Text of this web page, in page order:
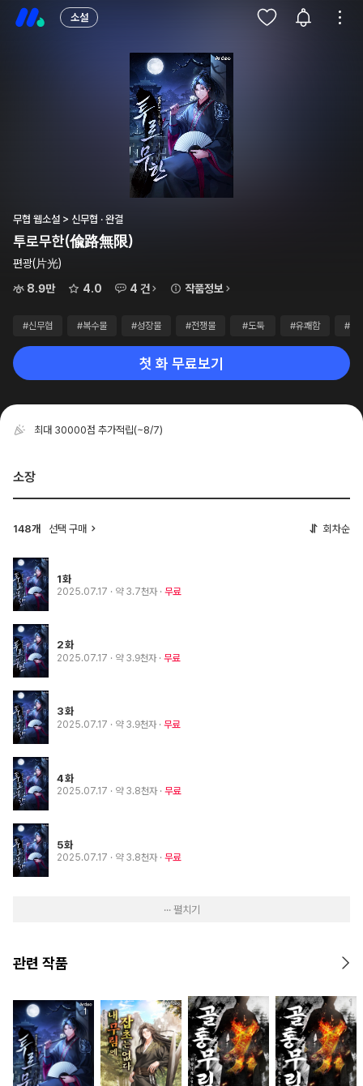
소설
무협 웹소설 > 신무협 · 완결
투로무한(偸路無限)
편광(片光)
8.9만
4.0 4 건 작품정보
#신무협 #복수물 #성장물 #전쟁물 #도둑 #유쾌함 #웹
첫 화 무료보기
최대 30000점 추가적립(~8/7)
소장
148개 선택 구매 회차순
1화
2025.07.17 · 약 3.7천자 무료
2화
2025.07.17 · 약 3.9천자 무료
3화
2025.07.17 · 약 3.9천자 무료
4화
2025.07.17 · 약 3.8천자 무료
5화
2025.07.17 · 약 3.8천자 무료
··· 펼치기
관련 작품